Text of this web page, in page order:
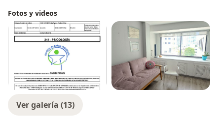
Fotos y videos
Ver galería (13)